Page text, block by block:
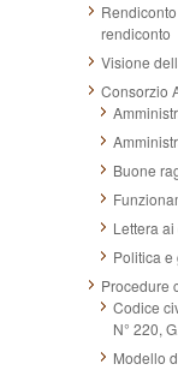
rendiconto
Visione
Consorzio
Buone
Lettera
Politica
Procedure
Codice
N° 220,
Modello